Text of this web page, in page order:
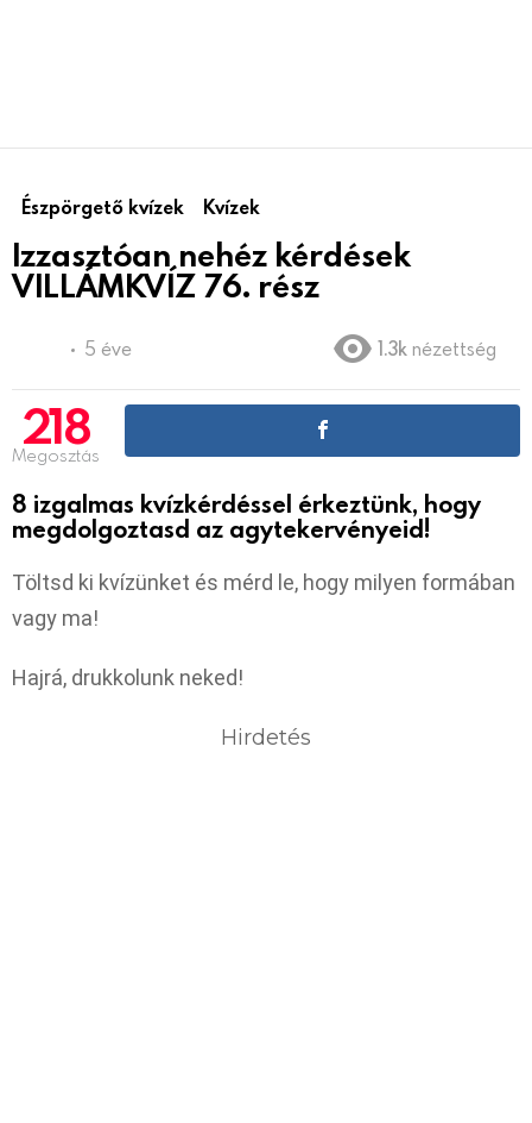
Észpörgető kvízek Kvízek
Izzasztóan nehéz kérdések
VILLÁMKVÍZ 76. rész
5 éve 1.3k nézettség
218
Megosztás
8 izgalmas kvízkérdéssel érkeztünk, hogy
megdolgoztasd az agytekervényeid!
Töltsd ki kvízünket és mérd le, hogy milyen formában
vagy ma!
Hajrá, drukkolunk neked!
Hirdetés